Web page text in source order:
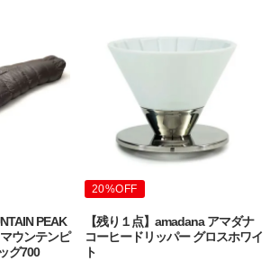
PEAK
ウンテンピ
グ700
20%OFF
【残り１点】amadana アマダナ
コーヒードリッパー グロスホワイ
ト